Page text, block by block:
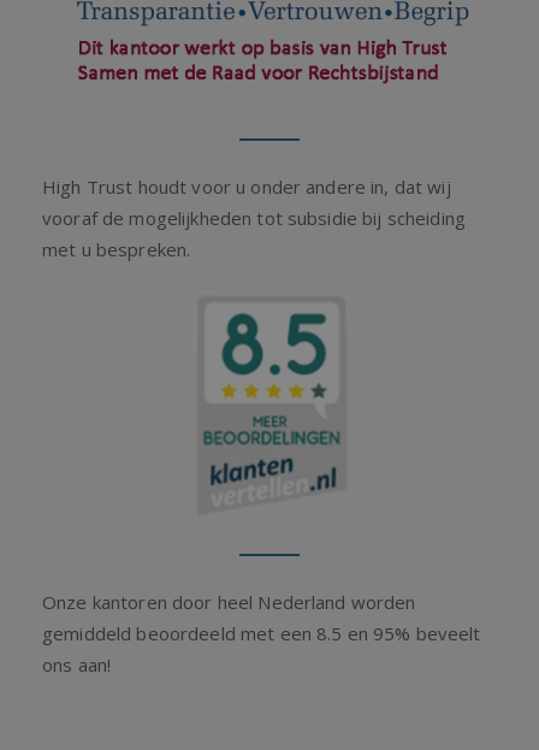
High Trust houdt voor u onder andere in, dat wij
vooraf de mogelijkheden tot subsidie bij scheiding
met u bespreken.
Onze kantoren door heel Nederland worden
gemiddeld beoordeeld met een 8.5 en 95% beveelt
ons aan!